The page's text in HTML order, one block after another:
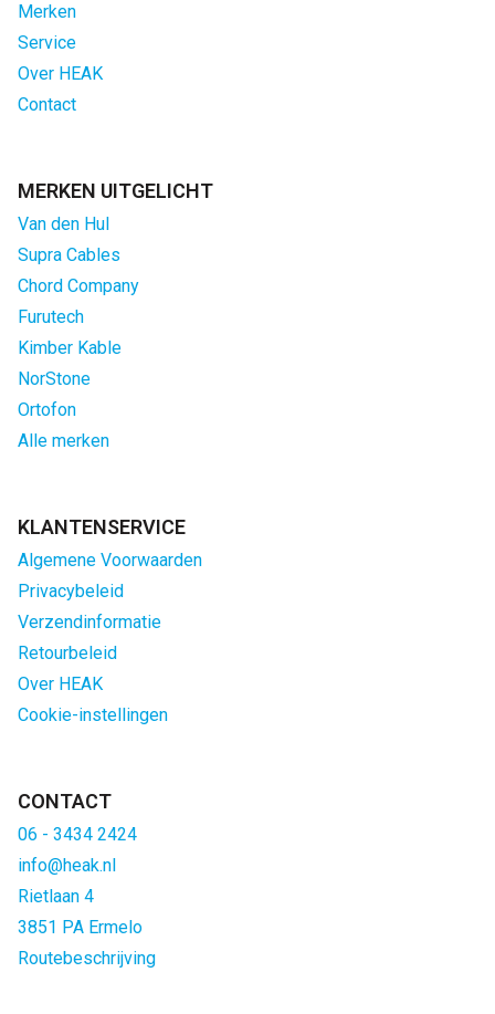
Merken
Service
Over HEAK
Contact
MERKEN UITGELICHT
Van den Hul
Supra Cables
Chord Company
Furutech
Kimber Kable
NorStone
Ortofon
Alle merken
KLANTENSERVICE
Algemene Voorwaarden
Privacybeleid
Verzendinformatie
Retourbeleid
Over HEAK
Cookie-instellingen
CONTACT
06 - 3434 2424
info@heak.nl
Rietlaan 4
3851 PA Ermelo
Routebeschrijving